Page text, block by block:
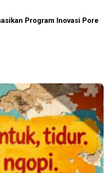
Program Inovasi Pore